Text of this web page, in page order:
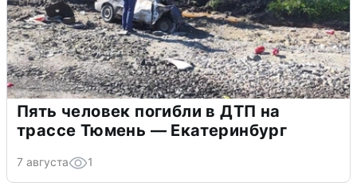
Пять человек погибли в ДТП на
трассе Тюмень — Екатеринбург
7 августа 1